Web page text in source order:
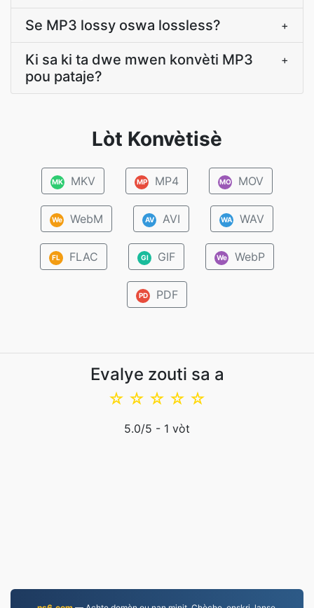
Se MP3 lossy oswa lossless? +
Ki sa ki ta dwe mwen konvèti MP3
pou pataje?
+
Lòt Konvètisè
MK MKV MP MP4 MO MOV
We WebM AV AVI WA WAV
FL FLAC GI GIF We WebP
PD PDF
Evalye zouti sa a
☆
☆
☆
☆
☆
5.0/5 - 1 vòt